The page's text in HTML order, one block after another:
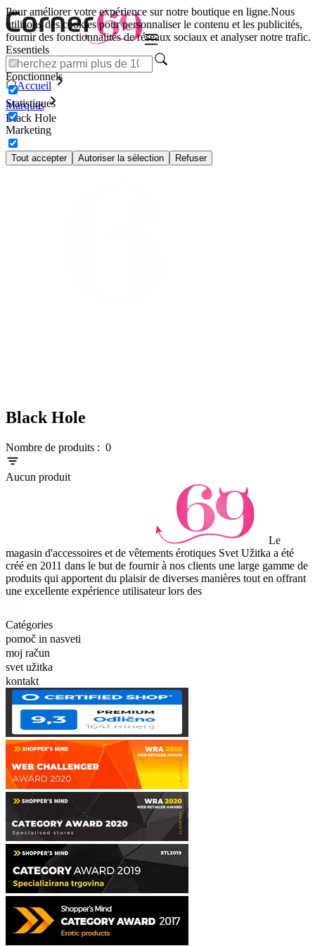
Pour améliorer votre expérience sur notre boutique en ligne.Nous
utilisons des cookies pour personnaliser le contenu et les publicités,
fournir des fonctionnalités de réseaux sociaux et analyser notre trafic.
Essentiels
Fonctionnels
Statistiques
Marketing
Tout accepter Autoriser la sélection Refuser
Accueil
Marques
Black Hole
Black Hole
Nombre de produits : 0
Aucun produit
Le
magasin d'accessoires et de vêtements érotiques Svet Užitka a été
créé en 2011 dans le but de fournir à nos clients une large gamme de
produits qui apportent du plaisir de diverses manières tout en offrant
une excellente expérience utilisateur lors des
Catégories
pomoč in nasveti
moj račun
svet užitka
kontakt